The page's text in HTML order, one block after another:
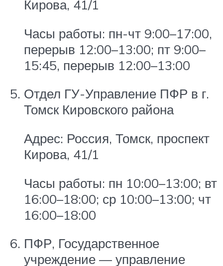
Кирова, 41/1
Часы работы: пн-чт 9:00–17:00,
перерыв 12:00–13:00; пт 9:00–
15:45, перерыв 12:00–13:00
Отдел ГУ-Управление ПФР в г.
Томск Кировского района
Адрес: Россия, Томск, проспект
Кирова, 41/1
Часы работы: пн 10:00–13:00; вт
16:00–18:00; ср 10:00–13:00; чт
16:00–18:00
ПФР, Государственное
учреждение — управление